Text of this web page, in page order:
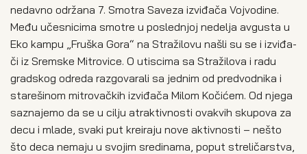
nedav­no odr­ža­na 7. Smo­tra Save­za izvi­đa­ča Voj­vo­di­ne.
Među uče­sni­ci­ma smo­tre u posled­njoj nede­lja avgu­sta u
Eko kam­pu „Fru­ška Gora“ na Stra­ži­lo­vu našli su se i izvi­đa­
či iz Srem­ske Mitro­vi­ce. O uti­sci­ma sa Stra­ži­lo­va i radu
grad­skog odre­da raz­go­va­ra­li sa jed­nim od pred­vod­ni­ka i
sta­re­ši­nom mitro­vač­kih izvi­đa­ča Milom Koči­ćem. Od njega
sazna­je­mo da se u cilju atrak­tiv­no­sti ova­kvih sku­po­va za
decu i mla­de, sva­ki put kre­i­ra­ju nove aktiv­no­sti – nešto
što deca nema­ju u svo­jim sre­di­na­ma, poput stre­li­čar­stva,